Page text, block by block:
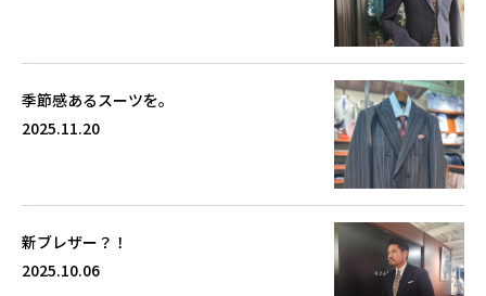
季節感あるスーツを。
2025.11.20
新ブレザー？！
2025.10.06